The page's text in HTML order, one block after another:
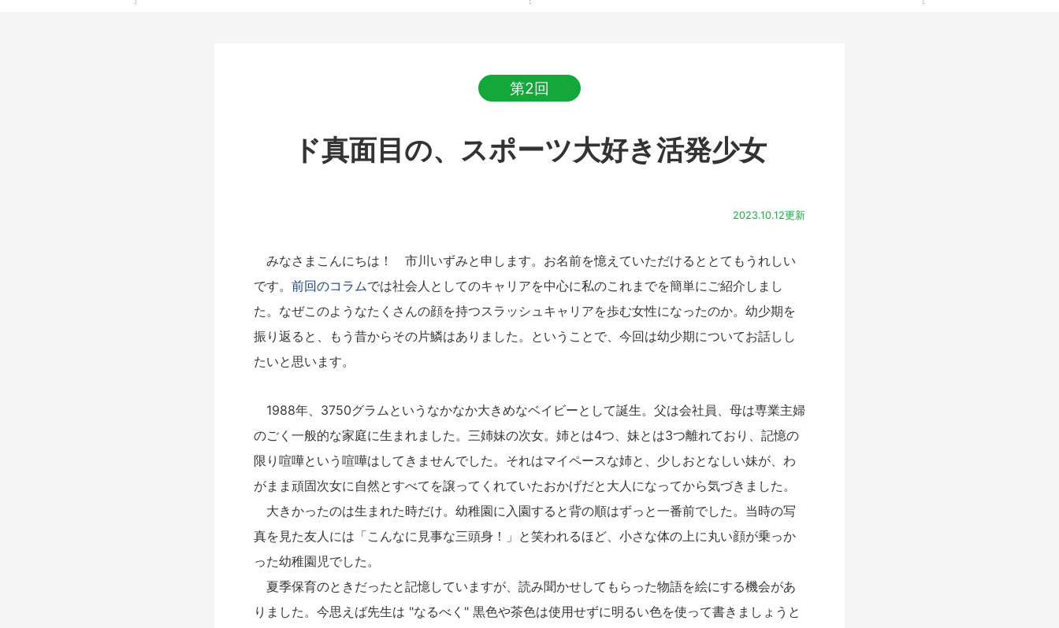
第2回
ド真面目の、スポーツ大好き活発少女
2023.10.12更新
みなさまこんにちは！ 市川いずみと申します。お名前を憶えていただけるととてもうれしい
です。 前回のコラムでは社会人としてのキャリアを中心に私のこれまでを簡単にご紹介しまし
た。なぜこのようなたくさんの顔を持つスラッシュキャリアを歩む女性になったのか。幼少期を
振り返ると、もう昔からその片鱗はありました。ということで、今回は幼少期についてお話しし
たいと思います。
1988年、3750グラムというなかなか大きめなベイビーとして誕生。父は会社員、母は専業主婦
のごく一般的な家庭に生まれました。三姉妹の次女。姉とは4つ、妹とは3つ離れており、記憶の
限り喧嘩という喧嘩はしてきませんでした。それはマイペースな姉と、少しおとなしい妹が、わ
がまま頑固次女に自然とすべてを譲ってくれていたおかげだと大人になってから気づきました。
大きかったのは生まれた時だけ。幼稚園に入園すると背の順はずっと一番前でした。当時の写
真を見た友人には「こんなに見事な三頭身！」と笑われるほど、小さな体の上に丸い顔が乗っか
った幼稚園児でした。
夏季保育のときだったと記憶していますが、読み聞かせしてもらった物語を絵にする機会があ
りました。今思えば先生は "なるべく" 黒色や茶色は使用せずに明るい色を使って書きましょうと